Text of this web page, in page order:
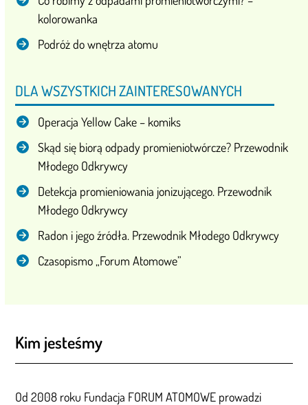
kolorowanka
Podróż do wnętrza atomu
DLA WSZYSTKICH ZAINTERESOWANYCH
Operacja Yellow Cake – komiks
Skąd się biorą odpady promieniotwórcze? Przewodnik
Młodego Odkrywcy
Detekcja promieniowania jonizującego. Przewodnik
Młodego Odkrywcy
Radon i jego źródła. Przewodnik Młodego Odkrywcy
Czasopismo „Forum Atomowe”
Kim jesteśmy
Od 2008 roku Fundacja FORUM ATOMOWE prowadzi